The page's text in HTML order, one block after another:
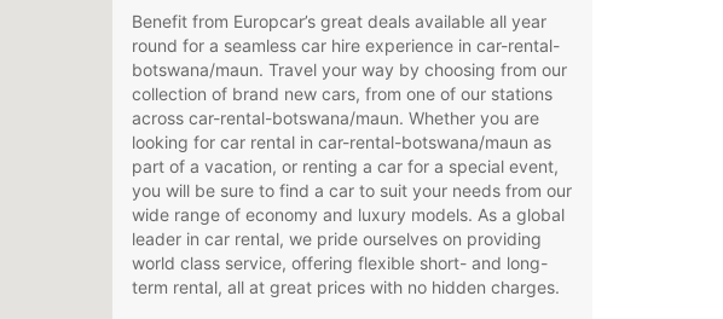
Benefit from Europcar’s great deals available all year
round for a seamless car hire experience in car-rental-
botswana/maun. Travel your way by choosing from our
collection of brand new cars, from one of our stations
across car-rental-botswana/maun. Whether you are
looking for car rental in car-rental-botswana/maun as
part of a vacation, or renting a car for a special event,
you will be sure to find a car to suit your needs from our
wide range of economy and luxury models. As a global
leader in car rental, we pride ourselves on providing
world class service, offering flexible short- and long-
term rental, all at great prices with no hidden charges.